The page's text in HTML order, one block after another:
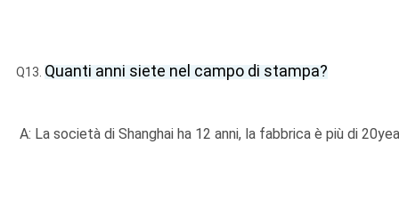
Q13. Quanti anni siete nel campo di stampa?
A: La società di Shanghai ha 12 anni, la fabbrica è più di